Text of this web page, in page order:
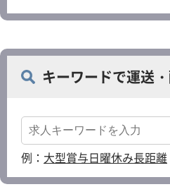
キーワードで運送
例： 大型賞与日曜休み長距離